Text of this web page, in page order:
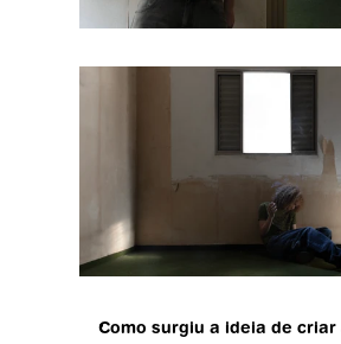
Como surgiu a ideia de criar